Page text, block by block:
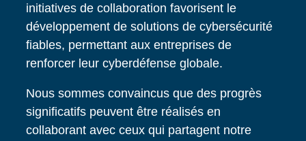
initiatives de collaboration favorisent le
développement de solutions de cybersécurité
fiables, permettant aux entreprises de
renforcer leur cyberdéfense globale.
Nous sommes convaincus que des progrès
significatifs peuvent être réalisés en
collaborant avec ceux qui partagent notre